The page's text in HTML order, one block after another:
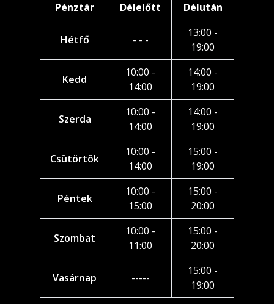
Pénztár Délelőtt Délután
Hétfő - - -
13:00 -
19:00
Kedd
10:00 -
14:00
14:00 -
19:00
Szerda
10:00 -
14:00
14:00 -
19:00
Csütörtök
10:00 -
14:00
15:00 -
19:00
Péntek
10:00 -
15:00
15:00 -
20:00
Szombat
10:00 -
11:00
15:00 -
20:00
Vasárnap -----
15:00 -
19:00